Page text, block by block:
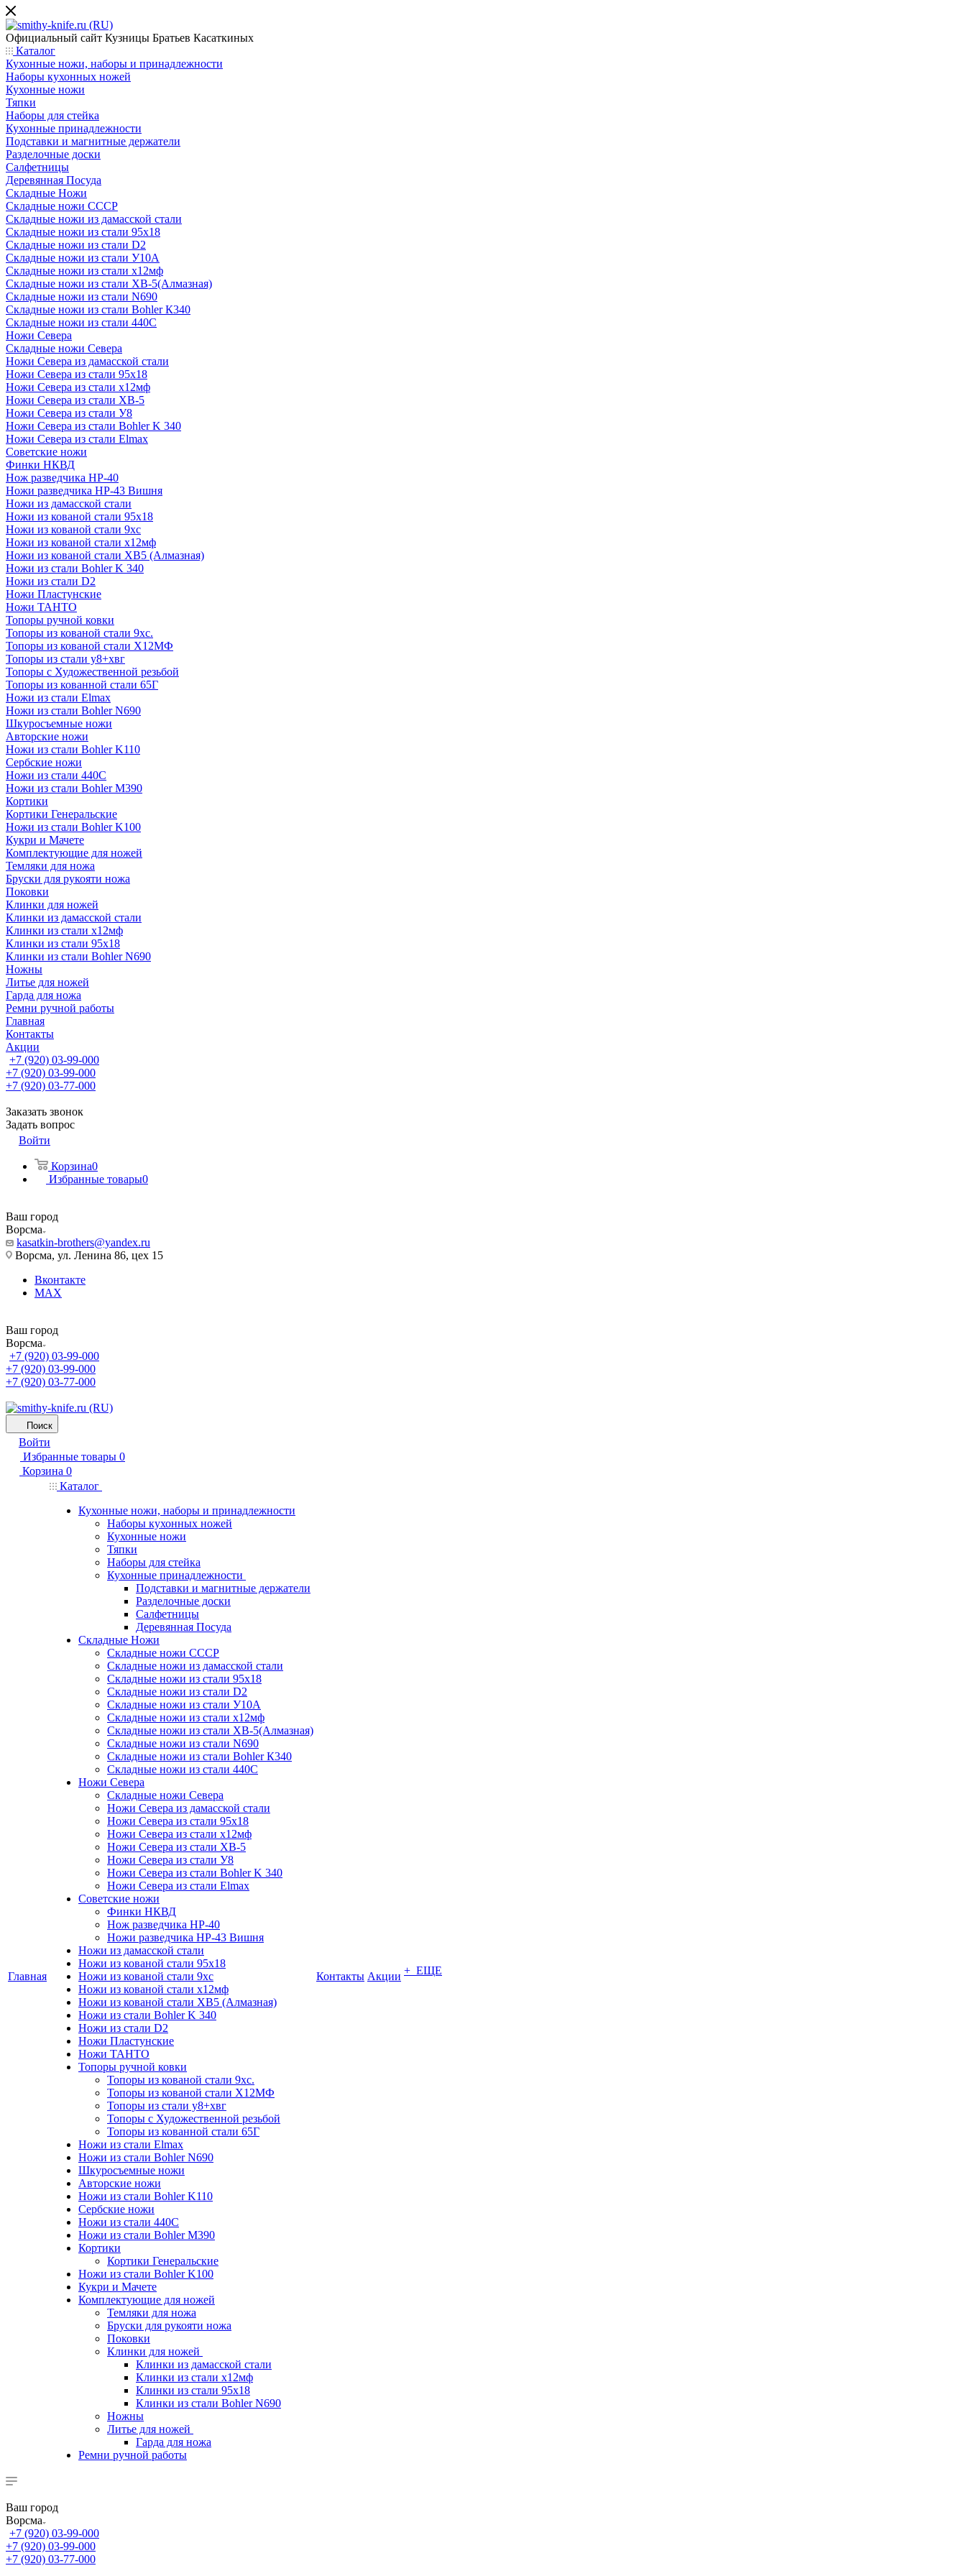
Официальный сайт Кузницы Братьев Касаткиных
Каталог
Кухонные ножи, наборы и принадлежности
Наборы кухонных ножей
Кухонные ножи
Тяпки
Наборы для стейка
Кухонные принадлежности
Подставки и магнитные держатели
Разделочные доски
Салфетницы
Деревянная Посуда
Складные Ножи
Cкладные ножи СССР
Складные ножи из дамасской стали
Складные ножи из стали 95х18
Складные ножи из стали D2
Складные ножи из стали У10А
Складные ножи из стали х12мф
Складные ножи из стали ХВ-5(Алмазная)
Складные ножи из стали N690
Складные ножи из стали Bohler К340
Складные ножи из стали 440С
Ножи Севера
Складные ножи Севера
Ножи Севера из дамасской стали
Ножи Севера из стали 95х18
Ножи Севера из стали х12мф
Ножи Севера из стали ХВ-5
Ножи Севера из стали У8
Ножи Севера из стали Bohler K 340
Ножи Севера из стали Elmax
Советские ножи
Финки НКВД
Нож разведчика НР-40
Ножи разведчика НР-43 Вишня
Ножи из дамасской стали
Ножи из кованой стали 95х18
Ножи из кованой стали 9хс
Ножи из кованой стали х12мф
Ножи из кованой стали ХВ5 (Алмазная)
Ножи из стали Bohler K 340
Ножи из стали D2
Ножи Пластунские
Ножи ТАНТО
Топоры ручной ковки
Топоры из кованой стали 9хс.
Топоры из кованой стали Х12МФ
Топоры из стали у8+хвг
Топоры с Художественной резьбой
Топоры из кованной стали 65Г
Ножи из стали Elmax
Ножи из стали Bohler N690
Шкуросъемные ножи
Авторские ножи
Ножи из стали Bohler K110
Сербские ножи
Ножи из стали 440С
Ножи из стали Bohler M390
Кортики
Кортики Генеральские
Ножи из стали Bohler K100
Кукри и Мачете
Комплектующие для ножей
Темляки для ножа
Бруски для рукояти ножа
Поковки
Клинки для ножей
Клинки из дамасской стали
Клинки из стали х12мф
Клинки из стали 95х18
Клинки из стали Bohler N690
Ножны
Литье для ножей
Гарда для ножа
Ремни ручной работы
Главная
Контакты
Акции
+7 (920) 03-99-000
+7 (920) 03-99-000
+7 (920) 03-77-000
Заказать звонок
Задать вопрос
Войти
Корзина0
Избранные товары0
Ваш город
Ворсма
kasatkin-brothers@yandex.ru
Ворсма, ул. Ленина 86, цех 15
Вконтакте
MAX
Ваш город
Ворсма
+7 (920) 03-99-000
+7 (920) 03-99-000
+7 (920) 03-77-000
Поиск
Войти
Избранные товары 0
Корзина 0
Главная
Каталог
Кухонные ножи, наборы и принадлежности
Наборы кухонных ножей
Кухонные ножи
Тяпки
Наборы для стейка
Кухонные принадлежности
Подставки и магнитные держатели
Разделочные доски
Салфетницы
Деревянная Посуда
Складные Ножи
Cкладные ножи СССР
Складные ножи из дамасской стали
Складные ножи из стали 95х18
Складные ножи из стали D2
Складные ножи из стали У10А
Складные ножи из стали х12мф
Складные ножи из стали ХВ-5(Алмазная)
Складные ножи из стали N690
Складные ножи из стали Bohler К340
Складные ножи из стали 440С
Ножи Севера
Складные ножи Севера
Ножи Севера из дамасской стали
Ножи Севера из стали 95х18
Ножи Севера из стали х12мф
Ножи Севера из стали ХВ-5
Ножи Севера из стали У8
Ножи Севера из стали Bohler K 340
Ножи Севера из стали Elmax
Советские ножи
Финки НКВД
Нож разведчика НР-40
Ножи разведчика НР-43 Вишня
Ножи из дамасской стали
Ножи из кованой стали 95х18
Ножи из кованой стали 9хс
Ножи из кованой стали х12мф
Ножи из кованой стали ХВ5 (Алмазная)
Ножи из стали Bohler K 340
Ножи из стали D2
Ножи Пластунские
Ножи ТАНТО
Топоры ручной ковки
Топоры из кованой стали 9хс.
Топоры из кованой стали Х12МФ
Топоры из стали у8+хвг
Топоры с Художественной резьбой
Топоры из кованной стали 65Г
Ножи из стали Elmax
Ножи из стали Bohler N690
Шкуросъемные ножи
Авторские ножи
Ножи из стали Bohler K110
Сербские ножи
Ножи из стали 440С
Ножи из стали Bohler M390
Кортики
Кортики Генеральские
Ножи из стали Bohler K100
Кукри и Мачете
Комплектующие для ножей
Темляки для ножа
Бруски для рукояти ножа
Поковки
Клинки для ножей
Клинки из дамасской стали
Клинки из стали х12мф
Клинки из стали 95х18
Клинки из стали Bohler N690
Ножны
Литье для ножей
Гарда для ножа
Ремни ручной работы
Контакты Акции + ЕЩЕ
Ваш город
Ворсма
+7 (920) 03-99-000
+7 (920) 03-99-000
+7 (920) 03-77-000